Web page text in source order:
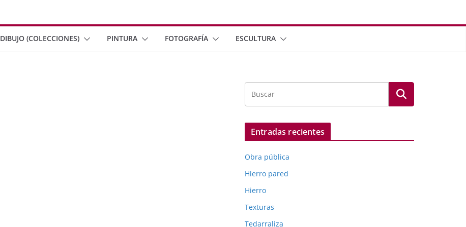
DIBUJO (COLECCIONES) PINTURA FOTOGRAFÍA ESCULTURA
Entradas recientes
Obra pública
Hierro pared
Hierro
Texturas
Tedarraliza